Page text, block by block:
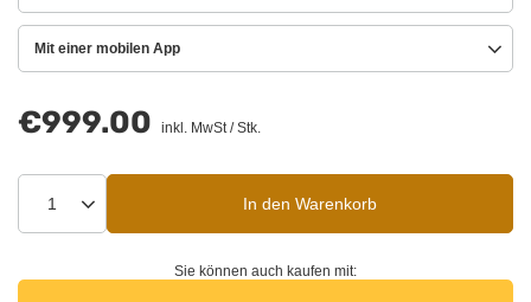
Mit einer mobilen App
€999.00 inkl. MwSt/Stk.
In den Warenkorb
Sie können auch kaufen mit: